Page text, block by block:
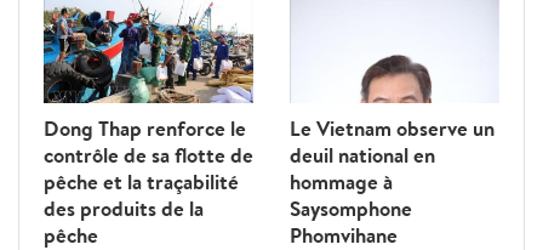
Dong Thap renforce le
contrôle de sa flotte de
pêche et la traçabilité
des produits de la
pêche
Le Vietnam observe un
deuil national en
hommage à
Saysomphone
Phomvihane